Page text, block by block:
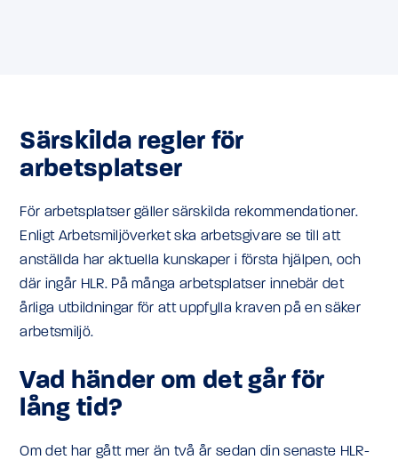
Särskilda regler för
arbetsplatser
För arbetsplatser gäller särskilda rekommendationer.
Enligt Arbetsmiljöverket ska arbetsgivare se till att
anställda har aktuella kunskaper i första hjälpen, och
där ingår HLR. På många arbetsplatser innebär det
årliga utbildningar för att uppfylla kraven på en säker
arbetsmiljö.
Vad händer om det går för
lång tid?
Om det har gått mer än två år sedan din senaste HLR-